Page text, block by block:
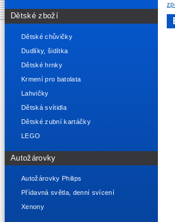
Dětské zboží
Dětské chůvičky
Dudlíky, šidítka
Dětské hrnky
Krmení pro batolata
Lahvičky
Dětská svítidla
Dětské zubní kartáčky
LEGO
Autožárovky
Autožárovky Philips
Přídavná světla, denní svícení
Xenony